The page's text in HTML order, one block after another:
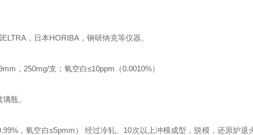
，日本HORIBA，钢研纳克等仪器。
，250mg/支；氧空白≤10ppm（0.0010%）
瓶。
，氧空白≤5pmm） 经过冷轧、10次以上冲模成型，脱模，还原炉退